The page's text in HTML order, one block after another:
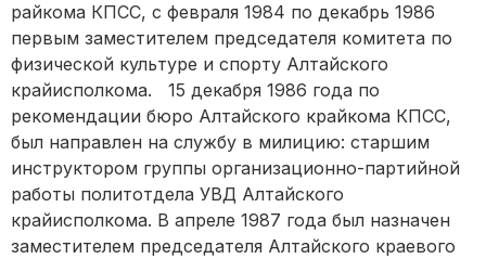
райкома КПСС, с февраля 1984 по декабрь 1986
первым заместителем председателя комитета по
физической культуре и спорту Алтайского
крайисполкома. 15 декабря 1986 года по
рекомендации бюро Алтайского крайкома КПСС,
был направлен на службу в милицию: старшим
инструктором группы организационно-партийной
работы политотдела УВД Алтайского
крайисполкома. В апреле 1987 года был назначен
заместителем председателя Алтайского краевого